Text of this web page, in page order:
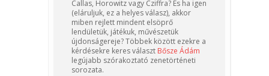
Callas, Horowitz vagy Cziffra? És ha igen
(eláruljuk, ez a helyes válasz), akkor
miben rejlett mindent elsöprő
lendületük, játékuk, művészetük
újdonságereje? Többek között ezekre a
kérdésekre keres választ Bősze Ádám
legújabb szórakoztató zenetörténeti
sorozata.